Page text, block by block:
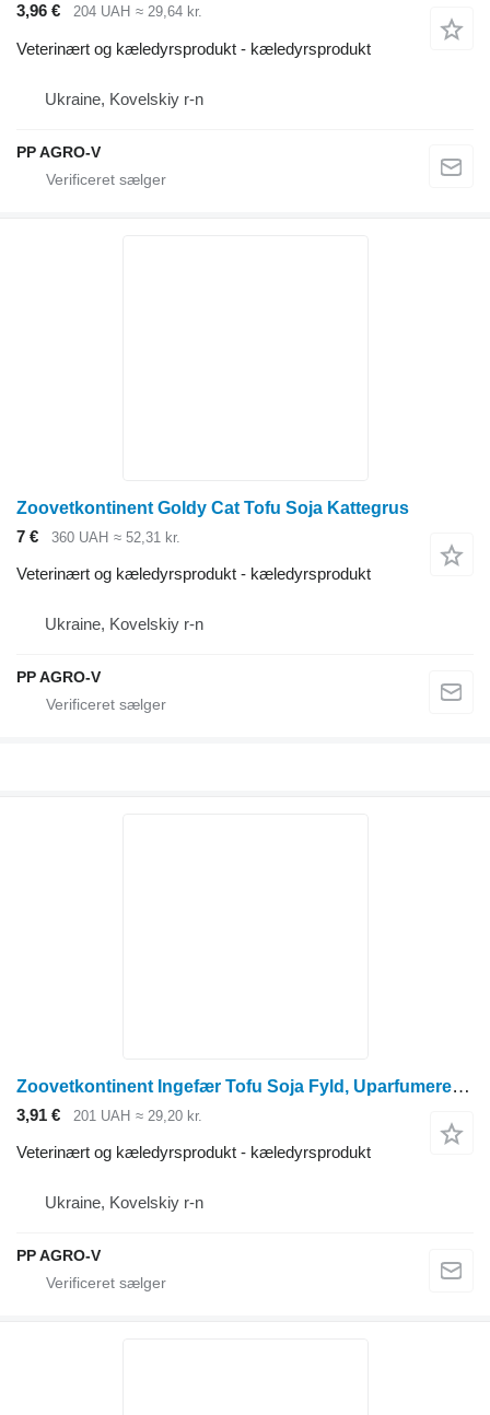
3,96 €
204 UAH ≈ 29,64 kr.
Veterinært og kæledyrsprodukt - kæledyrsprodukt
Ukraine, Kovelskiy r-n
PP AGRO-V
Zoovetkontinent Goldy Cat Tofu Soja Kattegrus
7 €
360 UAH ≈ 52,31 kr.
Veterinært og kæledyrsprodukt - kæledyrsprodukt
Ukraine, Kovelskiy r-n
PP AGRO-V
Zoovetkontinent Ingefær Tofu Soja Fyld, Uparfumeret, 6 L
3,91 € 201 UAH ≈ 29,20 kr.
Veterinært og kæledyrsprodukt - kæledyrsprodukt
Ukraine, Kovelskiy r-n
PP AGRO-V